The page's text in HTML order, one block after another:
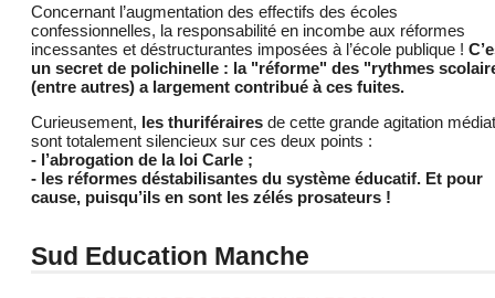
Concernant l’augmentation des effectifs des écoles
confessionnelles, la responsabilité en incombe aux réformes
incessantes et déstructurantes imposées à l’école publique !
un secret de polichinelle : la "réforme" des "rythmes
(entre autres) a largement contribué à ces fuites.
Curieusement, les thuriféraires de cette grande agitation
sont totalement silencieux sur ces deux points :
- l’abrogation de la loi Carle ;
- les réformes déstabilisantes du système éducatif. Et pour
cause, puisqu’ils en sont les zélés prosateurs !
Sud Education Manche